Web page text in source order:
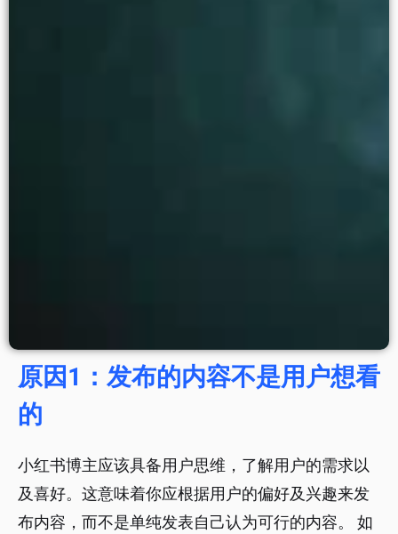
原因1：发布的内容不是用户想看
的
小红书博主应该具备用户思维，了解用户的需求以
及喜好。这意味着你应根据用户的偏好及兴趣来发
布内容，而不是单纯发表自己认为可行的内容。 如